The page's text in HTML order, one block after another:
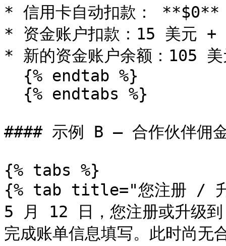
* 信用卡自动扣款： **$0**
* 资金账户扣款：15 美元
* 新的资金账户余额：
#### 示例 B — 合作伙伴佣
{% tabs %}
{% tab title="您注册 /
5 月 12 日，您注册或升
完成账单信息填写。此时尚